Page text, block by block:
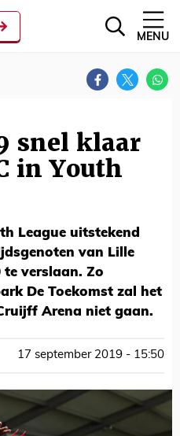
MENU
snel klaar
in Youth
League uitstekend
van Lille
te verslaan. Zo
De Toekomst zal het
Arena niet gaan.
17 september 2019 - 15:50